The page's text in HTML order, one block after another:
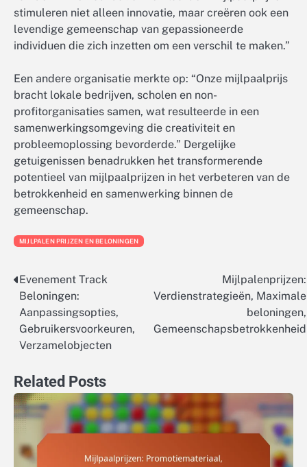
stimuleren niet alleen innovatie, maar creëren ook een
levendige gemeenschap van gepassioneerde
individuen die zich inzetten om een verschil te maken.”
Een andere organisatie merkte op: “Onze mijlpaalprijs
bracht lokale bedrijven, scholen en non-
profitorganisaties samen, wat resulteerde in een
samenwerkingsomgeving die creativiteit en
probleemoplossing bevorderde.” Dergelijke
getuigenissen benadrukken het transformerende
potentieel van mijlpaalprijzen in het verbeteren van de
betrokkenheid en samenwerking binnen de
gemeenschap.
MIJLPALEN PRIJZEN EN BELONINGEN
Post
navigation
Evenement Track
Beloningen:
Aanpassingsopties,
Gebruikersvoorkeuren,
Verzamelobjecten
Mijlpalenprijzen:
Verdienstrategieën, Maximale
beloningen,
Gemeenschapsbetrokkenheid
Related Posts